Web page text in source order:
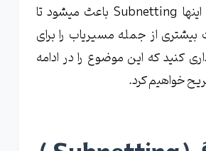
که در کنار همه اینها Subnetting باعث میشود تا
از جمله مسیریاب را برای
کنید که این موضوع را در ادامه
خواهیم کرد.